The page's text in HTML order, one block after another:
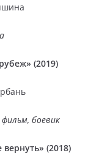
(2019)
боевик
(2018)